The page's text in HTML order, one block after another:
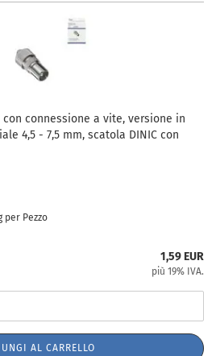
connessione a vite, versione in
4,5 - 7,5 mm, scatola DINIC con
per Pezzo
1,59 EUR
più 19% IVA.
AL CARRELLO